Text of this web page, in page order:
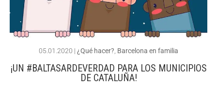
05.01.2020 | ¿Qué hacer? Barcelona en familia
¡UN #BALTASARDEVERDAD PARA LOS MUNICIPIOS
DE CATALUÑA!
ACCIÓ SOCIAL I JOVES
ESPLAIS
ACCIÓ SOCIAL I JOVES
ESPLAIS